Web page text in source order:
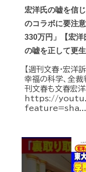
宏洋氏の嘘を信
のコラボに要注
330万円」【宏洋
の嘘を正して更
【週刊文春・宏洋
幸福の科学、全裁
刊文春も文春宏
https://
feature=sha...